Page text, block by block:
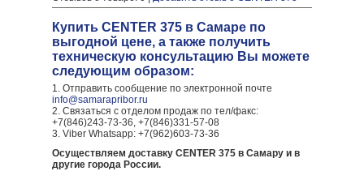
Купить CENTER 375 в Самаре по
выгодной цене, а также получить
техническую консультацию Вы можете
следующим образом:
1. Отправить сообщение по электронной почте
info@samarapribor.ru
2. Связаться с отделом продаж по тел/факс:
+7(846)243-73-36, +7(846)331-57-08
3. Viber Whatsapp: +7(962)603-73-36
Осуществляем доставку CENTER 375 в Самару и в
другие города России.